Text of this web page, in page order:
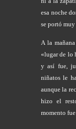
esa noche
se portó
A la
«lugar de lo
y así fue,
niñatos le
aunque la
hizo el
momento